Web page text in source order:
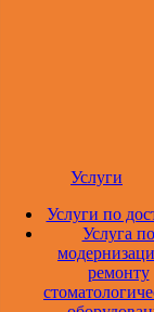
Услуги
Услуги по
Услуга по
ремонту